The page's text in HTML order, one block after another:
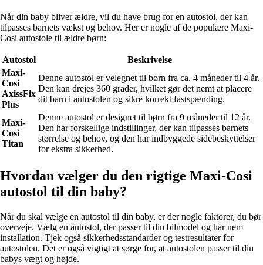
Når din baby bliver ældre, vil du have brug for en autostol, der kan
tilpasses barnets vækst og behov. Her er nogle af de populære Maxi-
Cosi autostole til ældre børn:
Autostol
Beskrivelse
Maxi-
Cosi
AxissFix
Plus
Denne autostol er velegnet til børn fra ca. 4 måneder til 4 år.
Den kan drejes 360 grader, hvilket gør det nemt at placere
dit barn i autostolen og sikre korrekt fastspænding.
Maxi-
Cosi
Titan
Denne autostol er designet til børn fra 9 måneder til 12 år.
Den har forskellige indstillinger, der kan tilpasses barnets
størrelse og behov, og den har indbyggede sidebeskyttelser
for ekstra sikkerhed.
Hvordan vælger du den rigtige Maxi-Cosi
autostol til din baby?
Når du skal vælge en autostol til din baby, er der nogle faktorer, du bør
overveje. Vælg en autostol, der passer til din bilmodel og har nem
installation. Tjek også sikkerhedsstandarder og testresultater for
autostolen. Det er også vigtigt at sørge for, at autostolen passer til din
babys vægt og højde.